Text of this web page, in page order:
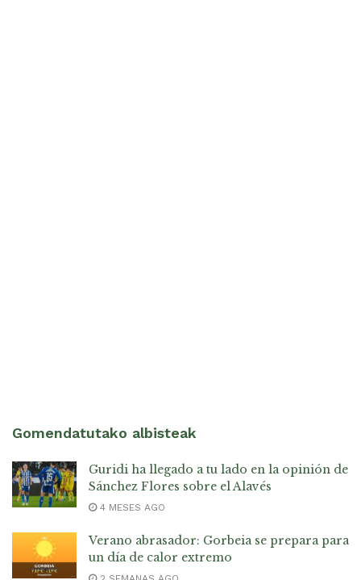
Gomendatutako albisteak
Guridi ha llegado a tu lado en la opinión de
Sánchez Flores sobre el Alavés
4 MESES AGO
Verano abrasador: Gorbeia se prepara para
un día de calor extremo